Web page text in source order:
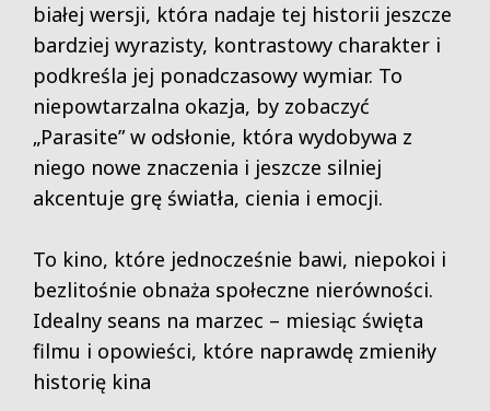
białej wersji, która nadaje tej historii jeszcze
bardziej wyrazisty, kontrastowy charakter i
podkreśla jej ponadczasowy wymiar. To
niepowtarzalna okazja, by zobaczyć
„Parasite” w odsłonie, która wydobywa z
niego nowe znaczenia i jeszcze silniej
akcentuje grę światła, cienia i emocji.
To kino, które jednocześnie bawi, niepokoi i
bezlitośnie obnaża społeczne nierówności.
Idealny seans na marzec – miesiąc święta
filmu i opowieści, które naprawdę zmieniły
historię kina